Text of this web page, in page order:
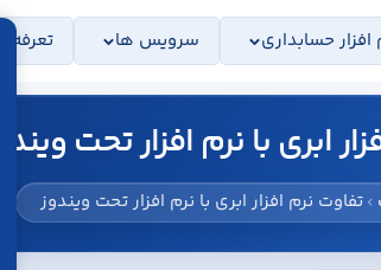
افزار حسابداری سرویس ها تعرفه ها
ابری با نرم افزار تحت ویندوز
تفاوت نرم افزار ابری با نرم افزار تحت ویندوز